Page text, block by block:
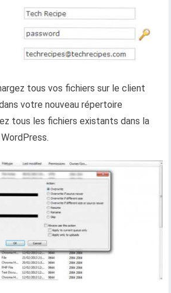
tous vos fichiers sur le client
votre nouveau répertoire
tous les fichiers existants dans la